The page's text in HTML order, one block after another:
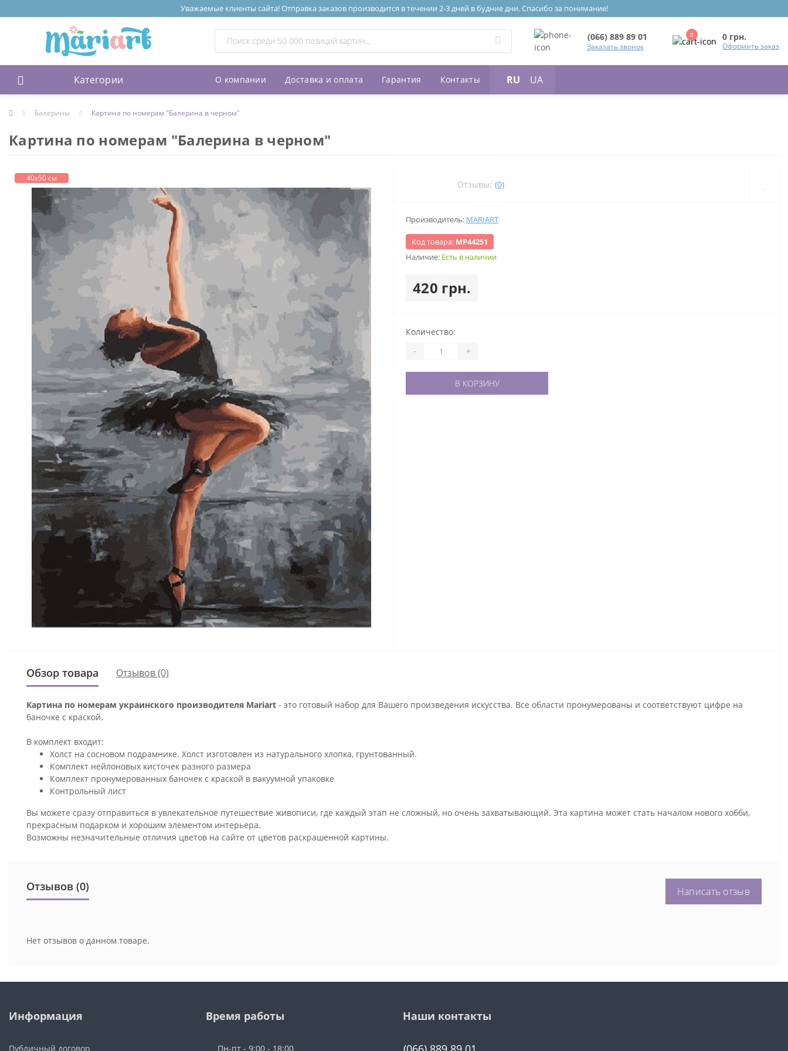
Уважаемые клиенты сайта! Отправка заказов производится в течении 2-3 дней в будние дни. Спасибо за понимание!
(066) 889 89 01
Заказать звонок
0 0 грн.
Оформить заказ
Категории О компании Доставка и оплата Гарантия Контакты RU UA
Балерины Картина по номерам "Балерина в черном"
Картина по номерам "Балерина в черном"
40х50 см
Отзывы: (0)
Производитель: MARIART
Код товара: МР44251
Наличие: Есть в наличии
420 грн.
Количество:
- +
В КОРЗИНУ
Обзор товара Отзывов (0)
Картина по номерам украинского производителя Mariart - это готовый набор для Вашего произведения искусства. Все области пронумерованы и соответствуют цифре на
баночке с краской.
В комплект входит:
Холст на сосновом подрамнике. Холст изготовлен из натурального хлопка, грунтованный.
Комплект нейлоновых кисточек разного размера
Комплект пронумерованных баночек с краской в вакуумной упаковке
Контрольный лист
Вы можете сразу отправиться в увлекательное путешествие живописи, где каждый этап не сложный, но очень захватывающий. Эта картина может стать началом нового хобби,
прекрасным подарком и хорошим элементом интерьера.
Возможны незначительные отличия цветов на сайте от цветов раскрашенной картины.
Отзывов (0) Написать отзыв
Нет отзывов о данном товаре.
Информация
Публичный договор
Время работы
Пн-пт - 9:00 - 18:00
Наши контакты